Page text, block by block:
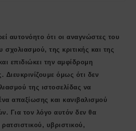
αυτονόητο ότι οι αναγνώστες του
σχολιασμού, της κριτικής και της
επιδιώκει την αμφίδρομη
Διευκρινίζουμε όμως ότι δεν
της ιστοσελίδας να
απαξίωσης και κανιβαλισμού
Για τον λόγο αυτόν δεν θα
υβριστικού,